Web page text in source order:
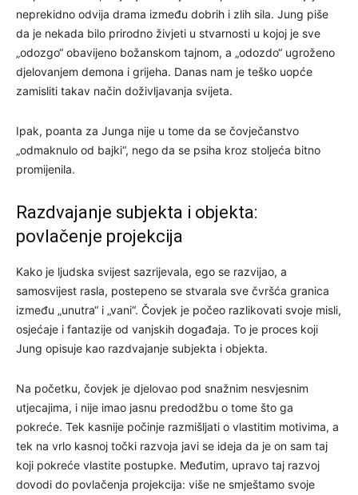
neprekidno odvija drama između dobrih i zlih sila. Jung piše
da je nekada bilo prirodno živjeti u stvarnosti u kojoj je sve
„odozgo“ obavijeno božanskom tajnom, a „odozdo“ ugroženo
djelovanjem demona i grijeha. Danas nam je teško uopće
zamisliti takav način doživljavanja svijeta.
Ipak, poanta za Junga nije u tome da se čovječanstvo
„odmaknulo od bajki“, nego da se psiha kroz stoljeća bitno
promijenila.
Razdvajanje subjekta i objekta:
povlačenje projekcija
Kako je ljudska svijest sazrijevala, ego se razvijao, a
samosvijest rasla, postepeno se stvarala sve čvršća granica
između „unutra“ i „vani“. Čovjek je počeo razlikovati svoje misli,
osjećaje i fantazije od vanjskih događaja. To je proces koji
Jung opisuje kao razdvajanje subjekta i objekta.
Na početku, čovjek je djelovao pod snažnim nesvjesnim
utjecajima, i nije imao jasnu predodžbu o tome što ga
pokreće. Tek kasnije počinje razmišljati o vlastitim motivima, a
tek na vrlo kasnoj točki razvoja javi se ideja da je on sam taj
koji pokreće vlastite postupke. Međutim, upravo taj razvoj
dovodi do povlačenja projekcija: više ne smještamo svoje